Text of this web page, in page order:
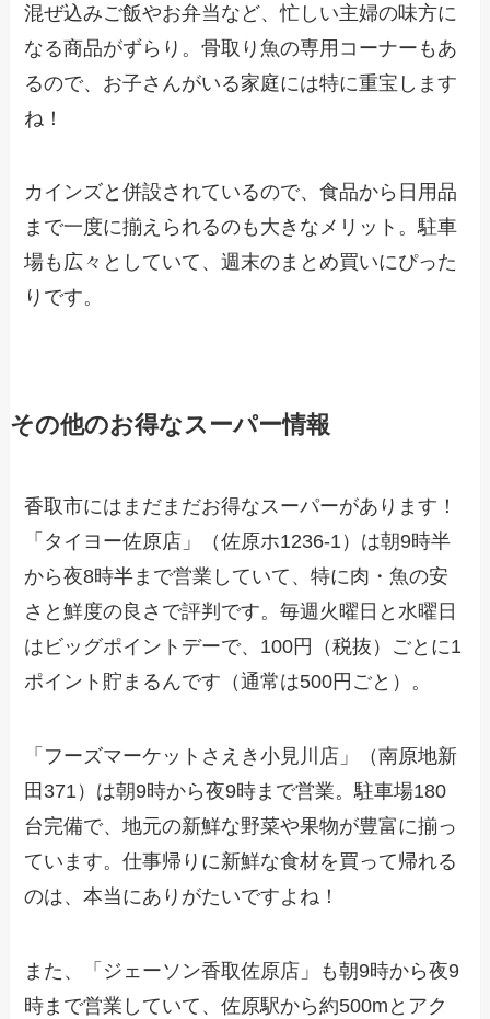
混ぜ込みご飯やお弁当など、忙しい主婦の味方に
なる商品がずらり。骨取り魚の専用コーナーもあ
るので、お子さんがいる家庭には特に重宝します
ね！
カインズと併設されているので、食品から日用品
まで一度に揃えられるのも大きなメリット。駐車
場も広々としていて、週末のまとめ買いにぴった
りです。
その他のお得なスーパー情報
香取市にはまだまだお得なスーパーがあります！
「タイヨー佐原店」（佐原ホ1236-1）は朝9時半
から夜8時半まで営業していて、特に肉・魚の安
さと鮮度の良さで評判です。毎週火曜日と水曜日
はビッグポイントデーで、100円（税抜）ごとに1
ポイント貯まるんです（通常は500円ごと）。
「フーズマーケットさえき小見川店」（南原地新
田371）は朝9時から夜9時まで営業。駐車場180
台完備で、地元の新鮮な野菜や果物が豊富に揃っ
ています。仕事帰りに新鮮な食材を買って帰れる
のは、本当にありがたいですよね！
また、「ジェーソン香取佐原店」も朝9時から夜9
時まで営業していて、佐原駅から約500mとアク